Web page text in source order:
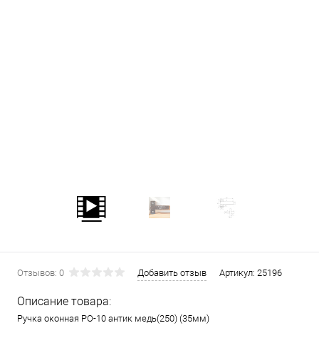
Отзывов: 0 Добавить отзыв Артикул: 25196
Описание товара:
Ручка оконная РО-10 антик медь(250) (35мм)